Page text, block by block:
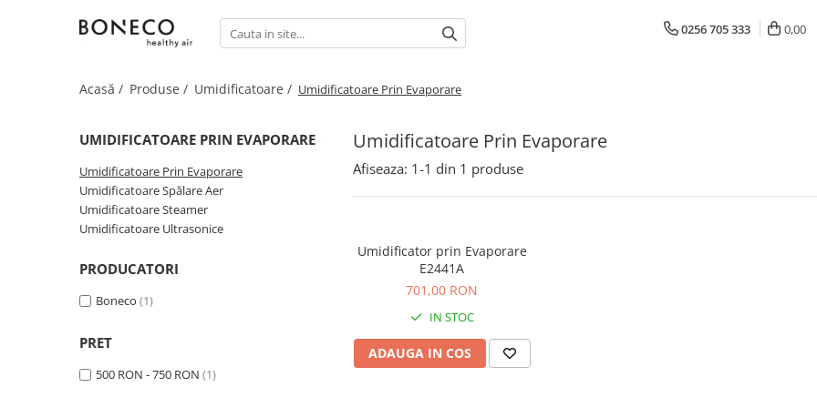
Purificatoare & Umidificatoare
Umidificatoare
Umidificatoare Prin Evaporare
Umidificatoare Spălare Aer
Umidificatoare Steamer
Purificatoare
Ventilatoare Air Shower
Difuzor De Arome Si Ionizatoare
0256 705 333 0,00
Acasă / Produse / Umidificatoare / Umidificatoare Prin Evaporare
Umidificatoare Prin Evaporare
UMIDIFICATOARE PRIN EVAPORARE
Umidificatoare Prin Evaporare
Umidificatoare Spălare Aer
Umidificatoare Steamer
Umidificatoare Ultrasonice
PRODUCATORI
Boneco (1)
PRET
500 RON - 750 RON (1)
Afiseaza: 1-1 din 1 produse
Umidificator prin Evaporare
E2441A
701,00 RON
IN STOC
ADAUGA IN COS